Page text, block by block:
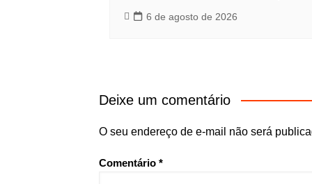
6 de agosto de 2026
Deixe um comentário
O seu endereço de e-mail não será
Comentário *